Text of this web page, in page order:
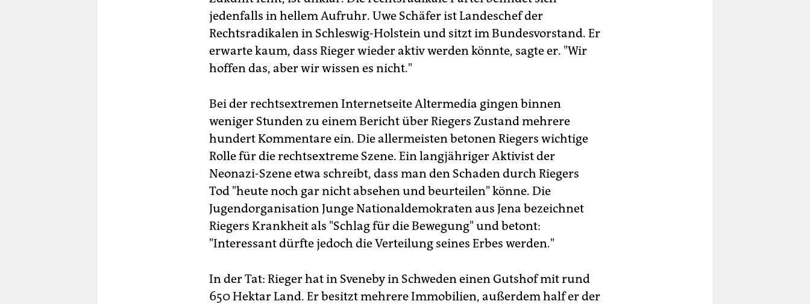
mehreren Fällen kauften Städte Immobilien lieber selbst auf.
Immobilien:
Rieger besitzt in ganz Deutschland diverse Immobilien.
Eine Auswahl: In Hamburg-Blankenese besitzt der Neonazi-Anwalt
eine Villa, in ihr befindet sich seine Kanzlei. In Hamburg-Harburg
nutzt sein Verein Mütterdank ein Mehrfamilienhaus. Der Verein will
kinderreiche Familien fördern. In Faßberg in Niedersachsen wollte
besitzt er auch ein Ex-Bundeswehrgelände samt Schießanlage -
den Heisenhof. In Wolfsburg versuchte Rieger, in einem ehemaligen
Möbelgeschäft ein "Kraft durch Freude"-Museum zu errichten. In
Pößneck in Thüringen erwarb er ein Haus für
Szeneveranstaltungen. AS
jedenfalls in hellem Aufruhr. Uwe Schäfer ist Landeschef der
Rechtsradikalen in Schleswig-Holstein und sitzt im Bundesvorstand. Er
erwarte kaum, dass Rieger wieder aktiv werden könnte, sagte er. "Wir
hoffen das, aber wir wissen es nicht."
Bei der rechtsextremen Internetseite Altermedia gingen binnen
weniger Stunden zu einem Bericht über Riegers Zustand mehrere
hundert Kommentare ein. Die allermeisten betonen Riegers wichtige
Rolle für die rechtsextreme Szene. Ein langjähriger Aktivist der
Neonazi-Szene etwa schreibt, dass man den Schaden durch Riegers
Tod "heute noch gar nicht absehen und beurteilen" könne. Die
Jugendorganisation Junge Nationaldemokraten aus Jena bezeichnet
Riegers Krankheit als "Schlag für die Bewegung" und betont:
"Interessant dürfte jedoch die Verteilung seines Erbes werden."
In der Tat: Rieger hat in Sveneby in Schweden einen Gutshof mit rund
650 Hektar Land. Er besitzt mehrere Immobilien, außerdem half er der